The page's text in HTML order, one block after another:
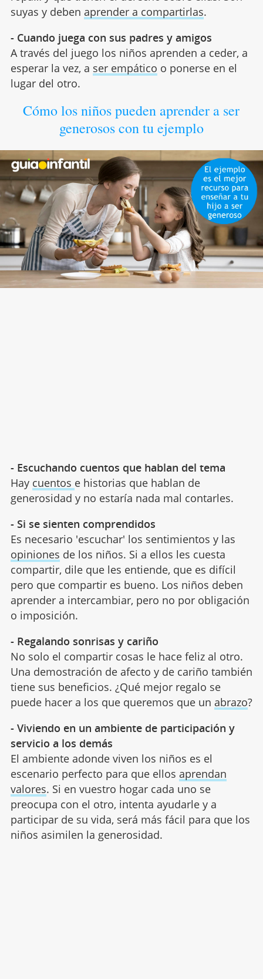
suyas y deben aprender a compartirlas.
- Cuando juega con sus padres y amigos
A través del juego los niños aprenden a ceder, a
esperar la vez, a ser empático o ponerse en el
lugar del otro.
Cómo los niños pueden aprender a ser
generosos con tu ejemplo
- Escuchando cuentos que hablan del tema
Hay cuentos e historias que hablan de
generosidad y no estaría nada mal contarles.
- Si se sienten comprendidos
Es necesario 'escuchar' los sentimientos y las
opiniones de los niños. Si a ellos les cuesta
compartir, dile que les entiende, que es difícil
pero que compartir es bueno. Los niños deben
aprender a intercambiar, pero no por obligación
o imposición.
- Regalando sonrisas y cariño
No solo el compartir cosas le hace feliz al otro.
Una demostración de afecto y de cariño también
tiene sus beneficios. ¿Qué mejor regalo se
puede hacer a los que queremos que un abrazo?
- Viviendo en un ambiente de participación y
servicio a los demás
El ambiente adonde viven los niños es el
escenario perfecto para que ellos aprendan
valores. Si en vuestro hogar cada uno se
preocupa con el otro, intenta ayudarle y a
participar de su vida, será más fácil para que los
niños asimilen la generosidad.